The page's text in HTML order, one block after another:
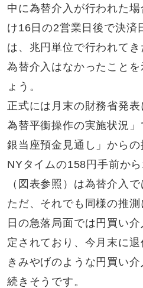
中に為替介入が行われた
け16日の2営業日後で決済
は、兆円単位で行われて
為替介入はなかったこと
ょう。
正式には月末の財務省発
為替平衡操作の実施状況
銀当座預金見通し」から
NYタイムの158円手前か
（図表参照）は為替介入
ただ、それでも同様の推
日の急落局面では円買い
定されており、今月末に
きみやげのような円買い
続きそうです。